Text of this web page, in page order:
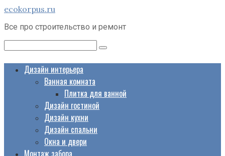
Перейти
контенту
ecokorpus.ru
Все про строительство и ремонт
Дизайн интерьера
Ванная комната
Плитка для ванной
Дизайн гостиной
Дизайн кухни
Дизайн спальни
Окна и двери
Монтаж забора